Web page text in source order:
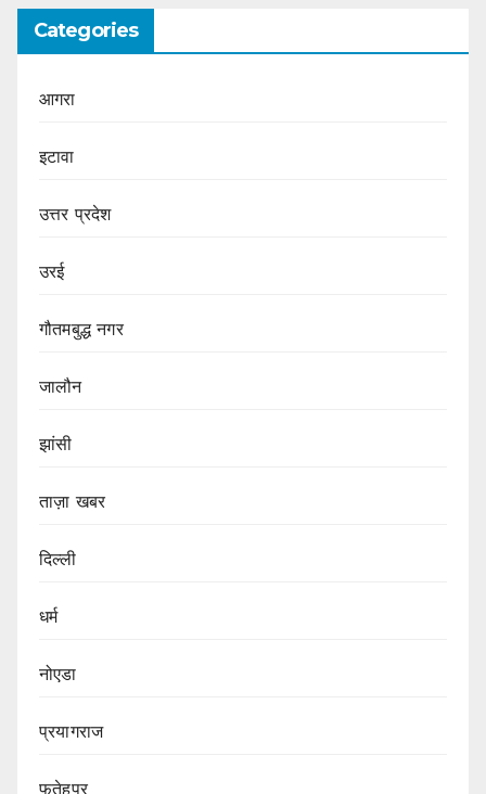
Categories
आगरा
इटावा
उत्तर प्रदेश
उरई
गौतमबुद्ध नगर
जालौन
झांसी
ताज़ा खबर
दिल्ली
धर्म
नोएडा
प्रयागराज
फतेहपुर